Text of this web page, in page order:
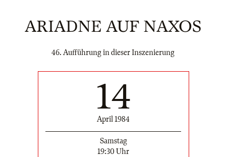
ARIADNE AUF NAXOS
46. Aufführung in dieser Inszenierung
14
April 1984
Samstag
19:30 Uhr